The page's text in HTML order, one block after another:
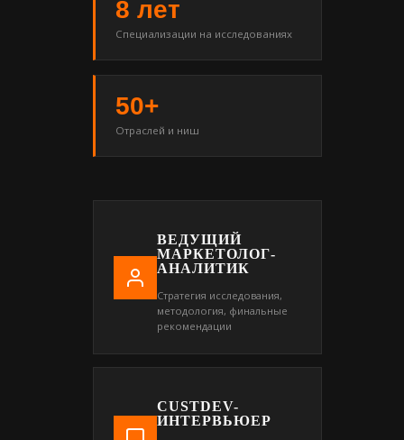
8 лет
Специализации на исследованиях
50+
Отраслей и ниш
ВЕДУЩИЙ
МАРКЕТОЛОГ-
АНАЛИТИК
Стратегия исследования,
методология, финальные
рекомендации
CUSTDEV-
ИНТЕРВЬЮЕР